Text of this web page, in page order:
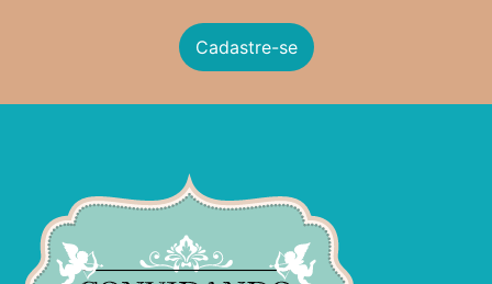
Cadastre-se